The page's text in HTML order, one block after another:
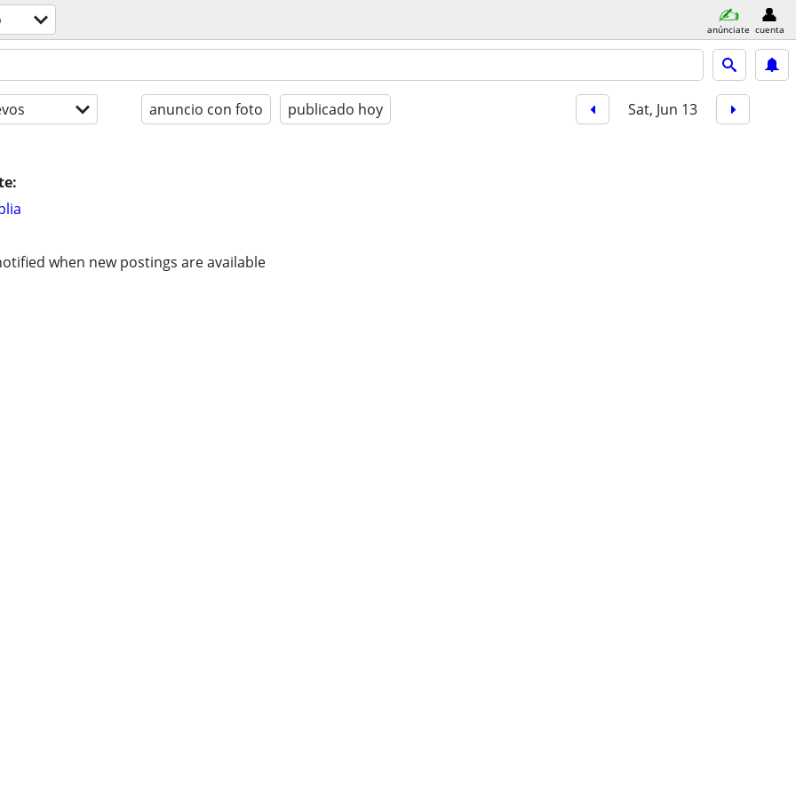
anúnciate cuenta
anuncio con foto publicado hoy Sat, Jun 13
when new postings are available